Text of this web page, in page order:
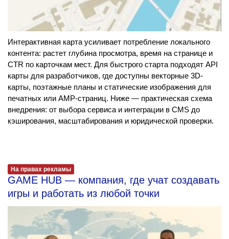
Интерактивная карта усиливает потребление локального
контента: растет глубина просмотра, время на странице и
CTR по карточкам мест. Для быстрого старта подходят API
карты для разработчиков, где доступны векторные 3D-
карты, поэтажные планы и статические изображения для
печатных или AMP-страниц. Ниже — практическая схема
внедрения: от выбора сервиса и интеграции в CMS до
кэширования, масштабирования и юридической проверки.
На правах рекламы
GAME HUB — компания, где учат создавать
игры и работать из любой точки